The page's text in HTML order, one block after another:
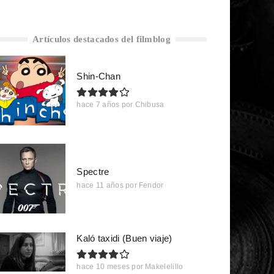
Artículos destacados del filmblog
Shin-Chan
hace 7 años por Chibusa
Spectre
hace 11 años por Fendor
Kaló taxidi (Buen viaje)
hace 10 meses por Makelelillo